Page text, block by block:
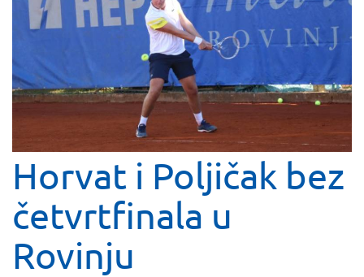
Horvat i Poljičak bez
četvrtfinala u
Rovinju